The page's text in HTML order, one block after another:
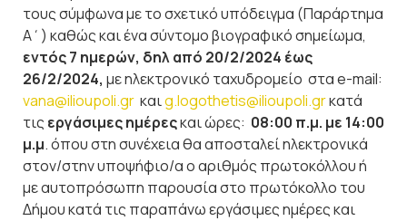
τους σύμφωνα με το σχετικό υπόδειγμα (Παράρτημα
Α΄) καθώς και ένα σύντομο βιογραφικό σημείωμα,
εντός 7 ημερών, δηλ από 20/2/2024 έως
26/2/2024, με ηλεκτρονικό ταχυδρομείο στα e-mail:
vana@ilioupoli.gr καιg.logothetis@ilioupoli.grκατά
τις εργάσιμες ημέρεςκαι ώρες: 08:00 π.μ. με 14:00
μ.μ. όπου στη συνέχεια θα αποσταλεί ηλεκτρονικά
στον/στην υποψήφιο/α ο αριθμός πρωτοκόλλου ή
με αυτοπρόσωπη παρουσία στο πρωτόκολλο του
Δήμου κατά τις παραπάνω εργάσιμες ημέρες και